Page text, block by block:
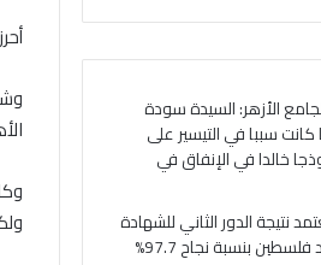
الإيمانيَّة
الأزهر: السيدة سودة
سببا في التيسير على
خالدا في الإنفاق في
نتيجة الدور الثاني للشهادة
بنسبة نجاح 97.7%